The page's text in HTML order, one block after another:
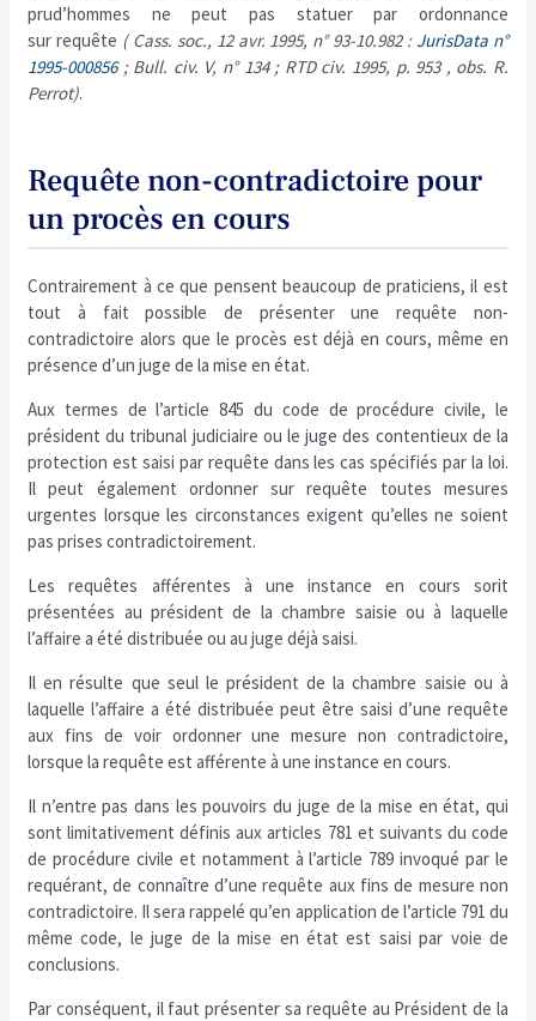
prud’hommes ne peut pas statuer par ordonnance
sur requête ( Cass. soc., 12 avr. 1995, n° 93-10.982 : JurisData n°
1995-000856 ; Bull. civ. V, n° 134 ; RTD civ. 1995, p. 953 , obs. R.
Perrot).
Requête non-contradictoire pour
un procès en cours
Contrairement à ce que pensent beaucoup de praticiens, il est
tout à fait possible de présenter une requête non-
contradictoire alors que le procès est déjà en cours, même en
présence d’un juge de la mise en état.
Aux termes de l’article 845 du code de procédure civile, le
président du tribunal judiciaire ou le juge des contentieux de la
protection est saisi par requête dans les cas spécifiés par la loi.
Il peut également ordonner sur requête toutes mesures
urgentes lorsque les circonstances exigent qu’elles ne soient
pas prises contradictoirement.
Les requêtes afférentes à une instance en cours sorit
présentées au président de la chambre saisie ou à laquelle
l’affaire a été distribuée ou au juge déjà saisi.
Il en résulte que seul le président de la chambre saisie ou à
laquelle l’affaire a été distribuée peut être saisi d’une requête
aux fins de voir ordonner une mesure non contradictoire,
lorsque la requête est afférente à une instance en cours.
Il n’entre pas dans les pouvoirs du juge de la mise en état, qui
sont limitativement définis aux articles 781 et suivants du code
de procédure civile et notamment à l’article 789 invoqué par le
requérant, de connaître d’une requête aux fins de mesure non
contradictoire. Il sera rappelé qu’en application de l’article 791 du
même code, le juge de la mise en état est saisi par voie de
conclusions.
Par conséquent, il faut présenter sa requête au Président de la